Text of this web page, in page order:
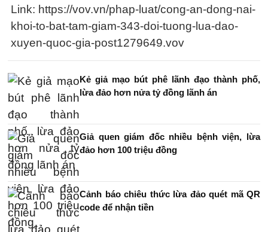
Link: https://vov.vn/phap-luat/cong-an-dong-nai-
khoi-to-bat-tam-giam-343-doi-tuong-lua-dao-
xuyen-quoc-gia-post1279649.vov
Kẻ giả mạo bút phê lãnh đạo thành phố,
lừa đảo hơn nửa tỷ đồng lãnh án
Giả quen giám đốc nhiều bệnh viện, lừa
đảo hơn 100 triệu đồng
Cảnh báo chiêu thức lừa đảo quét mã QR
code để nhận tiền